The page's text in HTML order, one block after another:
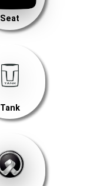
Seat
Tank